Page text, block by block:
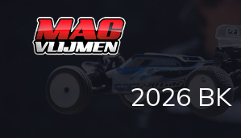
2026 BK